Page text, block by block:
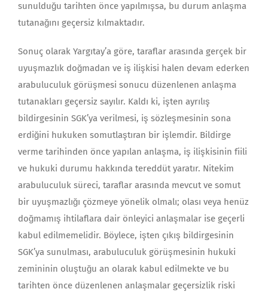
sunulduğu tarihten önce yapılmışsa, bu durum anlaşma
tutanağını geçersiz kılmaktadır.
Sonuç olarak Yargıtay’a göre, taraflar arasında gerçek bir
uyuşmazlık doğmadan ve iş ilişkisi halen devam ederken
arabuluculuk görüşmesi sonucu düzenlenen anlaşma
tutanakları geçersiz sayılır. Kaldı ki, işten ayrılış
bildirgesinin SGK’ya verilmesi, iş sözleşmesinin sona
erdiğini hukuken somutlaştıran bir işlemdir. Bildirge
verme tarihinden önce yapılan anlaşma, iş ilişkisinin fiili
ve hukuki durumu hakkında tereddüt yaratır. Nitekim
arabuluculuk süreci, taraflar arasında mevcut ve somut
bir uyuşmazlığı çözmeye yönelik olmalı; olası veya henüz
doğmamış ihtilaflara dair önleyici anlaşmalar ise geçerli
kabul edilmemelidir. Böylece, işten çıkış bildirgesinin
SGK’ya sunulması, arabuluculuk görüşmesinin hukuki
zemininin oluştuğu an olarak kabul edilmekte ve bu
tarihten önce düzenlenen anlaşmalar geçersizlik riski